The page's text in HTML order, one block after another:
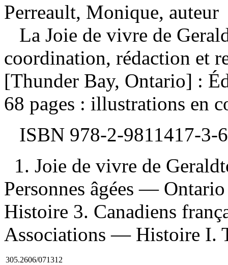
Perreault, Monique, auteur
La Joie de vivre de
coordination, rédaction et
[Thunder Bay, Ontario] :
68 pages : illustrations en
ISBN 978-2-9811417-3-6
1. Joie de vivre de
Personnes âgées —
Histoire 3. Canadiens
Associations — Histoire I.
305.2606/071312